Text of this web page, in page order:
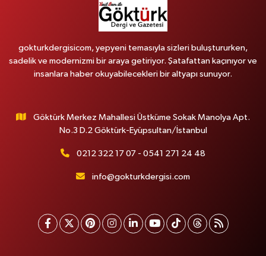
gokturkdergisicom, yepyeni temasıyla sizleri buluştururken,
sadelik ve modernizmi bir araya getiriyor. Şatafattan kaçınıyor ve
insanlara haber okuyabilecekleri bir altyapı sunuyor.
Göktürk Merkez Mahallesi Üstküme Sokak Manolya Apt.
No.3 D.2 Göktürk-Eyüpsultan/İstanbul
0212 322 17 07 - 0541 271 24 48
info@gokturkdergisi.com